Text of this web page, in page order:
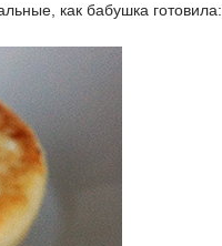
как бабушка готовила: